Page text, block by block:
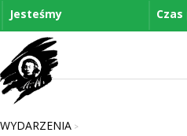
Jesteśmy
WYDARZENIA >